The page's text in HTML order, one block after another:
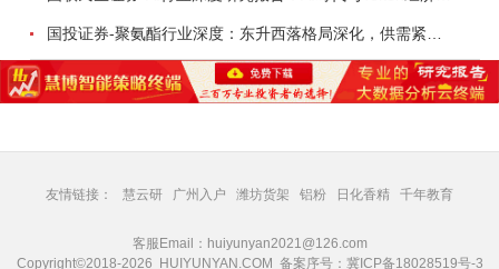
国投证券-聚氨酯行业深度：东升西落格局深化，供需紧平衡驱动盈利修复-260804
友情链接： 慧云研 广州入户 潍坊货架 铝粉 日化香精 千年教育
客服Email：huiyunyan2021@126.com
Copyright©2018-2026 HUIYUNYAN.COM 备案序号： 冀ICP备18028519号-3